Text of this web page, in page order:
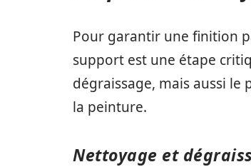
Pour garantir une finition
support est une étape
dégraissage, mais aussi le
la peinture.
Nettoyage et